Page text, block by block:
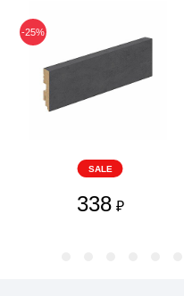
-25%
SALE
338 ₽